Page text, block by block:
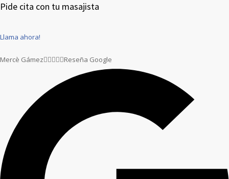
Pide cita con tu masajista
Llama ahora!
Mercè GámezReseña Google